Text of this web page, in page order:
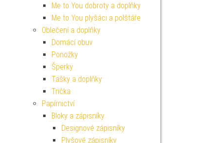
Me to You dobroty a doplňky
Me to You plyšáci a polštáře
Oblečení a doplňky
Domácí obuv
Ponožky
Šperky
Tašky a doplňky
Trička
Papírnictví
Bloky a zápisníky
Designové zápisníky
Plyšové zápisníky